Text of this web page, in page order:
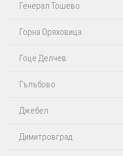
Генерал Тошево
Горна Оряховица
Гоце Делчев
Гълъбово
Джебел
Димитровград